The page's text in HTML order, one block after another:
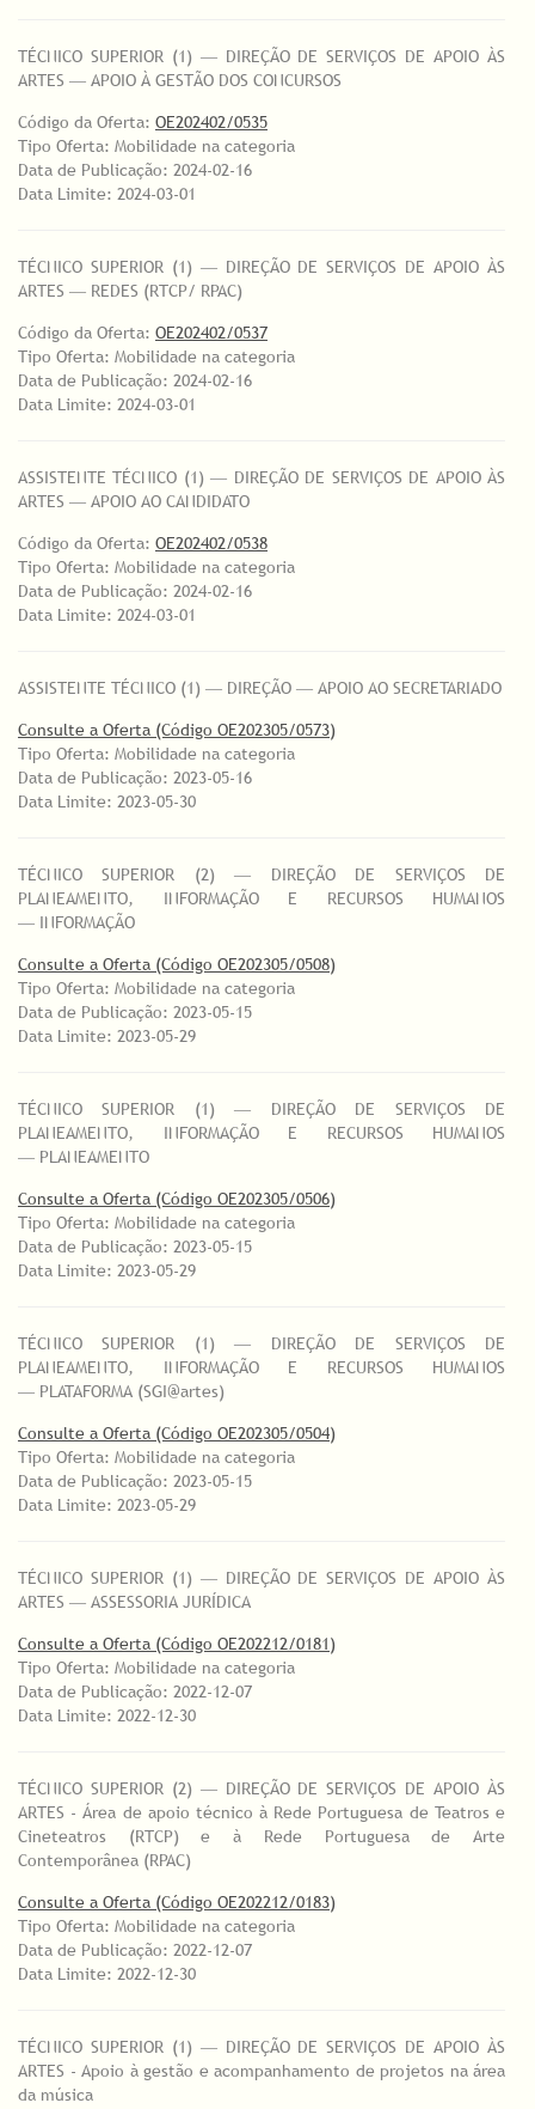
TÉCNICO SUPERIOR (1) ― DIREÇÃO DE SERVIÇOS DE APOIO ÀS
ARTES ― APOIO À GESTÃO DOS CONCURSOS
Código da Oferta: OE202402/0535
Tipo Oferta: Mobilidade na categoria
Data de Publicação: 2024-02-16
Data Limite: 2024-03-01
TÉCNICO SUPERIOR (1) ― DIREÇÃO DE SERVIÇOS DE APOIO ÀS
ARTES ― REDES (RTCP/ RPAC)
Código da Oferta: OE202402/0537
Tipo Oferta: Mobilidade na categoria
Data de Publicação: 2024-02-16
Data Limite: 2024-03-01
ASSISTENTE TÉCNICO (1) ― DIREÇÃO DE SERVIÇOS DE APOIO ÀS
ARTES ― APOIO AO CANDIDATO
Código da Oferta: OE202402/0538
Tipo Oferta: Mobilidade na categoria
Data de Publicação: 2024-02-16
Data Limite: 2024-03-01
ASSISTENTE TÉCNICO (1) ― DIREÇÃO ― APOIO AO SECRETARIADO
Consulte a Oferta (Código OE202305/0573)
Tipo Oferta: Mobilidade na categoria
Data de Publicação: 2023-05-16
Data Limite: 2023-05-30
TÉCNICO SUPERIOR (2) ― DIREÇÃO DE SERVIÇOS DE
PLANEAMENTO, INFORMAÇÃO E RECURSOS HUMANOS
― INFORMAÇÃO
Consulte a Oferta (Código OE202305/0508)
Tipo Oferta: Mobilidade na categoria
Data de Publicação: 2023-05-15
Data Limite: 2023-05-29
TÉCNICO SUPERIOR (1) ― DIREÇÃO DE SERVIÇOS DE
PLANEAMENTO, INFORMAÇÃO E RECURSOS HUMANOS
― PLANEAMENTO
Consulte a Oferta (Código OE202305/0506)
Tipo Oferta: Mobilidade na categoria
Data de Publicação: 2023-05-15
Data Limite: 2023-05-29
TÉCNICO SUPERIOR (1) ― DIREÇÃO DE SERVIÇOS DE
PLANEAMENTO, INFORMAÇÃO E RECURSOS HUMANOS
― PLATAFORMA (SGI@artes)
Consulte a Oferta (Código OE202305/0504)
Tipo Oferta: Mobilidade na categoria
Data de Publicação: 2023-05-15
Data Limite: 2023-05-29
TÉCNICO SUPERIOR (1) ― DIREÇÃO DE SERVIÇOS DE APOIO ÀS
ARTES ― ASSESSORIA JURÍDICA
Consulte a Oferta (Código OE202212/0181)
Tipo Oferta: Mobilidade na categoria
Data de Publicação: 2022-12-07
Data Limite: 2022-12-30
TÉCNICO SUPERIOR (2) ― DIREÇÃO DE SERVIÇOS DE APOIO ÀS
ARTES - Área de apoio técnico à Rede Portuguesa de Teatros e
Cineteatros (RTCP) e à Rede Portuguesa de Arte
Contemporânea (RPAC)
Consulte a Oferta (Código OE202212/0183)
Tipo Oferta: Mobilidade na categoria
Data de Publicação: 2022-12-07
Data Limite: 2022-12-30
TÉCNICO SUPERIOR (1) ― DIREÇÃO DE SERVIÇOS DE APOIO ÀS
ARTES - Apoio à gestão e acompanhamento de projetos na área
da música